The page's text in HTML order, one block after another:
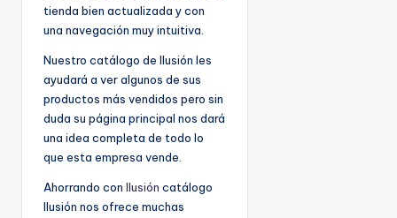
tienda bien actualizada y con
una navegación muy intuitiva.
Nuestro catálogo de Ilusión les
ayudará a ver algunos de sus
productos más vendidos pero sin
duda su página principal nos dará
una idea completa de todo lo
que esta empresa vende.
Ahorrando con Ilusión catálogo
Ilusión nos ofrece muchas